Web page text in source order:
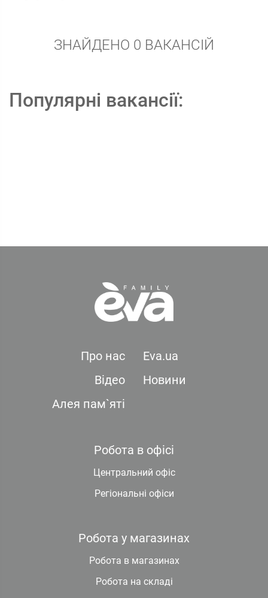
ЗНАЙДЕНО 0 ВАКАНСІЙ
Популярні вакансії:
Про нас
Eva.ua
Відео
Новини
Алея пам`яті
Робота в офісі
Центральний офіс
Регіональні офіси
Робота у магазинах
Робота в магазинах
Робота на складі